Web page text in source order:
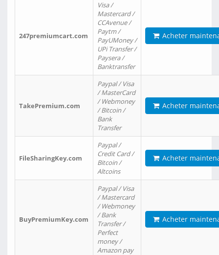
247premiumcart.com
Visa /
Mastercard /
CCAvenue /
Paytm /
PayUMoney /
UPi Transfer /
Paysera /
Banktransfer
Acheter
TakePremium.com
Paypal / Visa
/ MasterCard
/ Webmoney
/ Bitcoin /
Bank
Transfer
Acheter
FileSharingKey.com
Paypal /
Credit Card /
Bitcoin /
Altcoins
Acheter
BuyPremiumKey.com
Paypal / Visa
/ Mastercard
/ Webmoney
/ Bank
Transfer /
Perfect
money /
Amazon pay
Acheter